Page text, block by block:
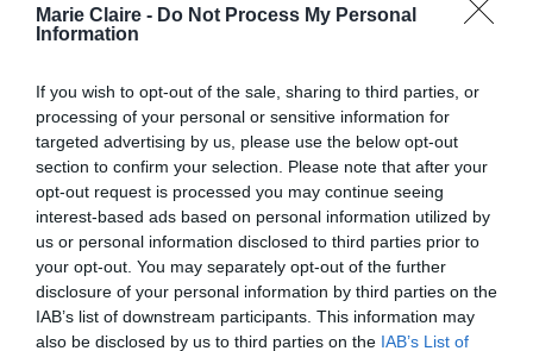
Marie Claire - Do Not Process My Personal
Information
If you wish to opt-out of the sale, sharing to third parties, or
processing of your personal or sensitive information for
targeted advertising by us, please use the below opt-out
section to confirm your selection. Please note that after your
opt-out request is processed you may continue seeing
interest-based ads based on personal information utilized by
us or personal information disclosed to third parties prior to
your opt-out. You may separately opt-out of the further
disclosure of your personal information by third parties on the
IAB’s list of downstream participants. This information may
also be disclosed by us to third parties on the IAB’s List of
«Ολοκληρώσαμε και επίσημα τα γυρίσματα για
τη δεύτερη σεζόν του Emily in Paris και ακόμα
δεν μπορώ να το πιστέψω. Το να βρίσκομαι στο